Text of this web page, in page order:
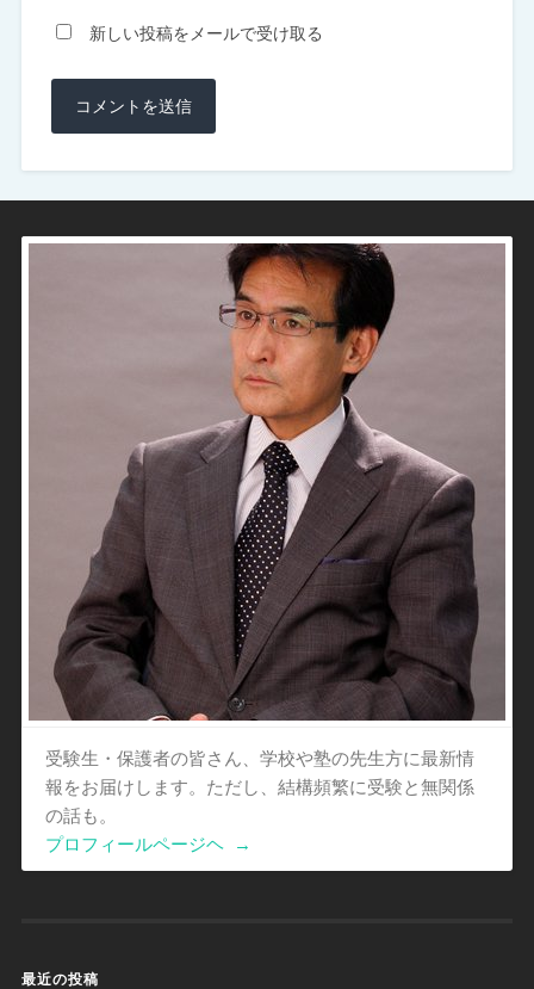
新しい投稿をメールで受け取る
受験生・保護者の皆さん、学校や塾の先生方に最新情
報をお届けします。ただし、結構頻繁に受験と無関係
の話も。
プロフィールページヘ
→
最近の投稿